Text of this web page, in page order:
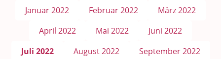
Januar 2022 Februar 2022
März 2022
April 2022
Mai 2022
Juni 2022
Juli 2022
August 2022
September 2022